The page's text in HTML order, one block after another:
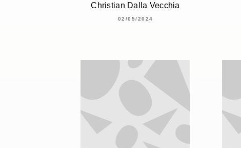
Christian Dalla Vecchia
02/05/2024